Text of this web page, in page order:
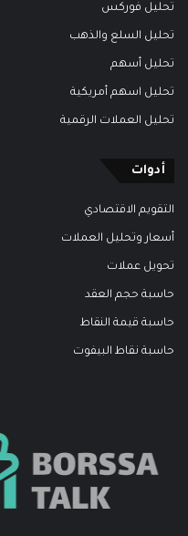
تحليل فوركس
تحليل السلع والذهب
تحليل أسهم
تحليل اسهم أمريكية
تحليل العملات الرقمية
أدوات
التقويم الاقتصادي
أسعار وتحليل العملات
تحويل عملات
حاسبة حجم العقد
حاسبة قيمة النقاط
حاسبة نقاط البيفوت